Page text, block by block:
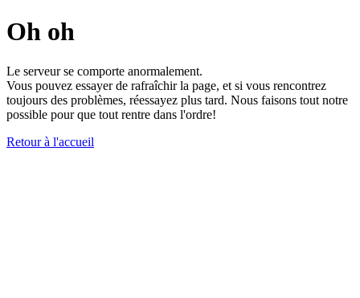
Oh oh
Le serveur se comporte anormalement.
Vous pouvez essayer de rafraîchir la page, et si vous rencontrez
toujours des problèmes, réessayez plus tard. Nous faisons tout notre
possible pour que tout rentre dans l'ordre!
Retour à l'accueil